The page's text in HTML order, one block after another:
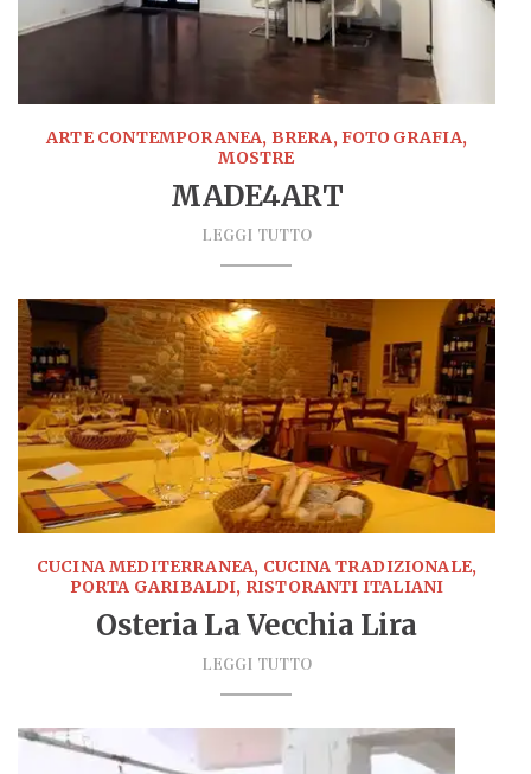
ARTE CONTEMPORANEA, BRERA, FOTOGRAFIA,
MOSTRE
MADE4ART
LEGGI TUTTO
CUCINA MEDITERRANEA, CUCINA TRADIZIONALE,
PORTA GARIBALDI, RISTORANTI ITALIANI
Osteria La Vecchia Lira
LEGGI TUTTO